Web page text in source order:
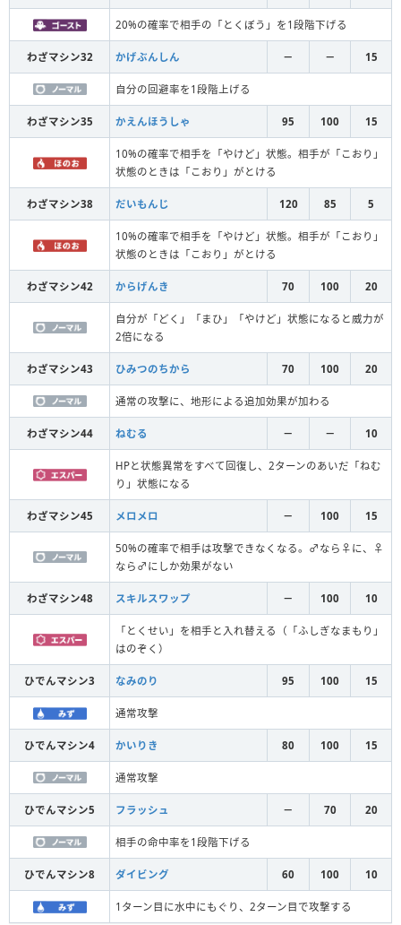
20%の確率で相手の「とくぼう」を1段階下げる
わざマシン32 かげぶんしん － － 15
自分の回避率を1段階上げる
わざマシン35 かえんほうしゃ 95 100 15
10%の確率で相手を「やけど」状態。相手が「こおり」
状態のときは「こおり」がとける
わざマシン38 だいもんじ 120 85 5
10%の確率で相手を「やけど」状態。相手が「こおり」
状態のときは「こおり」がとける
わざマシン42 からげんき 70 100 20
自分が「どく」「まひ」「やけど」状態になると威力が
2倍になる
わざマシン43 ひみつのちから 70 100 20
通常の攻撃に、地形による追加効果が加わる
わざマシン44 ねむる － － 10
HPと状態異常をすべて回復し、2ターンのあいだ「ねむ
り」状態になる
わざマシン45 メロメロ － 100 15
50%の確率で相手は攻撃できなくなる。♂なら♀に、♀
なら♂にしか効果がない
わざマシン48 スキルスワップ － 100 10
「とくせい」を相手と入れ替える（「ふしぎなまもり」
はのぞく）
ひでんマシン3 なみのり 95 100 15
通常攻撃
ひでんマシン4 かいりき 80 100 15
通常攻撃
ひでんマシン5 フラッシュ － 70 20
相手の命中率を1段階下げる
ひでんマシン8 ダイビング 60 100 10
1ターン目に水中にもぐり、2ターン目で攻撃する